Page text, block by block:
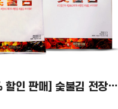
[30% 할인 판매] 숯불김 전장8봉